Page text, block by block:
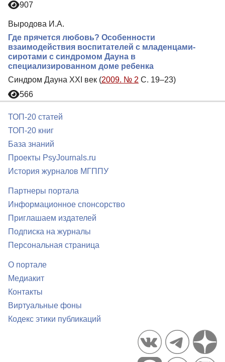
907
Выродова И.А.
Где прячется любовь? Особенности
взаимодействия воспитателей с младенцами-
сиротами с синдромом Дауна в
специализированном доме ребенка
Синдром Дауна XXI век (2009. № 2 С. 19–23)
566
ТОП-20 статей
ТОП-20 книг
База знаний
Проекты PsyJournals.ru
История журналов МГППУ
Партнеры портала
Информационное спонсорство
Приглашаем издателей
Подписка на журналы
Персональная страница
О портале
Медиакит
Контакты
Виртуальные фоны
Кодекс этики публикаций